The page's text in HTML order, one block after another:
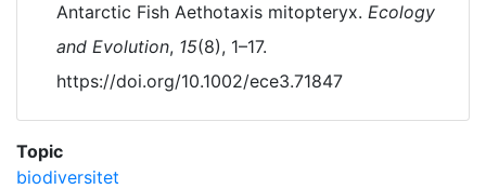
Antarctic Fish Aethotaxis mitopteryx. Ecology
and Evolution, 15(8), 1–17.
https://doi.org/10.1002/ece3.71847
Topic
biodiversitet